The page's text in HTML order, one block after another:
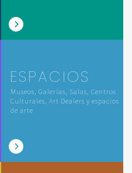
ESPACIOS
Museos, Galerías, Salas, Centros
Culturales, Art Dealers y espacios
de arte